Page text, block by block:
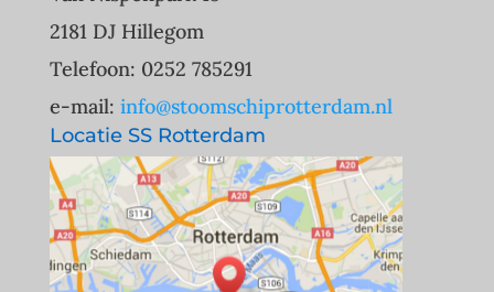
2181 DJ Hillegom
Telefoon: 0252 785291
e-mail: info@stoomschiprotterdam.nl
Locatie SS Rotterdam